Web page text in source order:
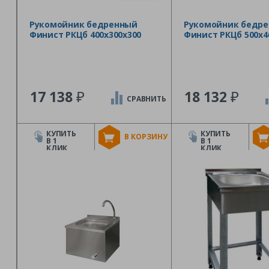
Рукомойник бедренный
Финист РКЦб 400х300х300
17 138₽
В КОРЗИНУ
СРАВНИТЬ
КУПИТЬ
В 1
КЛИК
Рукомойник
Финист РКЦб
18 132 ₽
КУПИТЬ
В 1
КЛИК